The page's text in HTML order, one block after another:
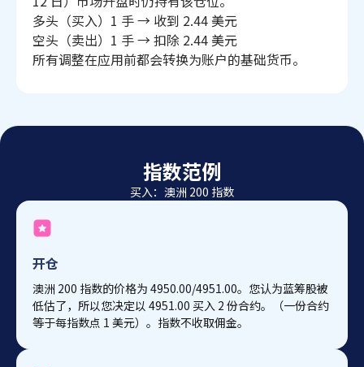
多头（买入）1 手 → 收到 2.44 美元
空头（卖出）1 手 → 扣除 2.44 美元
所有调整在应用前都会转换为账户的基础货币。
指数范例
买入：澳洲 200 指数
开仓
澳洲 200 指数的价格为 4950.00/4951.00。您认为蓝筹股被
低估了，所以您决定以 4951.00 买入 2 份合约。（一份合约
等于每指数点 1 美元）。指数不收取佣金。